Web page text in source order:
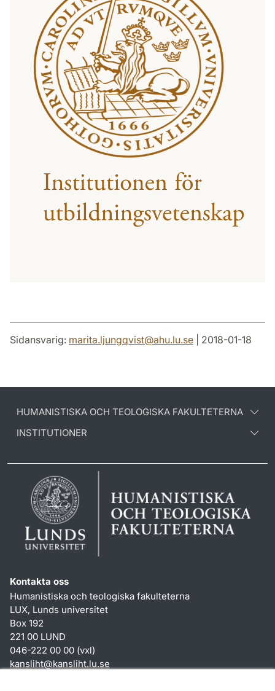
Sidansvarig: marita.ljungqvist@ahu.lu.se | 2018-01-18
HUMANISTISKA OCH TEOLOGISKA FAKULTETERNA
INSTITUTIONER
Kontakta oss
Humanistiska och teologiska fakulteterna
LUX, Lunds universitet
Box 192
221 00 LUND
046-222 00 00 (vxl)
kansliht@kansliht.lu.se